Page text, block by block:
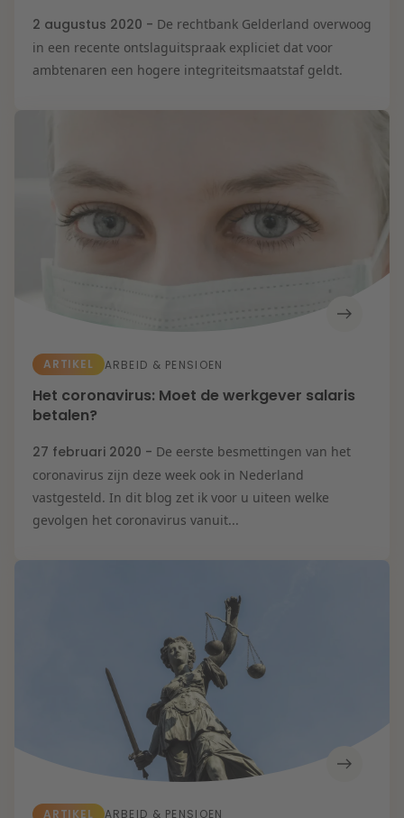
2 augustus 2020 - De rechtbank Gelderland overwoog
in een recente ontslaguitspraak expliciet dat voor
ambtenaren een hogere integriteitsmaatstaf geldt.
ARTIKEL ARBEID & PENSIOEN
Het coronavirus: Moet de werkgever salaris
betalen?
27 februari 2020 - De eerste besmettingen van het
coronavirus zijn deze week ook in Nederland
vastgesteld. In dit blog zet ik voor u uiteen welke
gevolgen het coronavirus vanuit...
ARTIKEL ARBEID & PENSIOEN